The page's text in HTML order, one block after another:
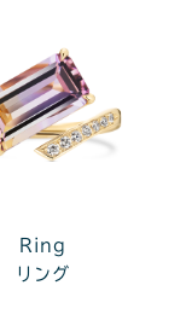
Ring
リング